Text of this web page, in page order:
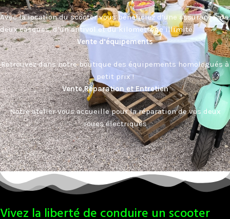
Avec la location du scooter vous bénéficiez d’une assurance, de
deux casques, d’un antivol et du kilométrage illimité.
Vente d’équipements
Retrouvez dans notre boutique des équipements homologués à
petit prix !
Vente,Réparation et Entretien
Notre atelier vous accueille pour la réparation de vos deux
roues électriques
Vivez la liberté de conduire un scooter